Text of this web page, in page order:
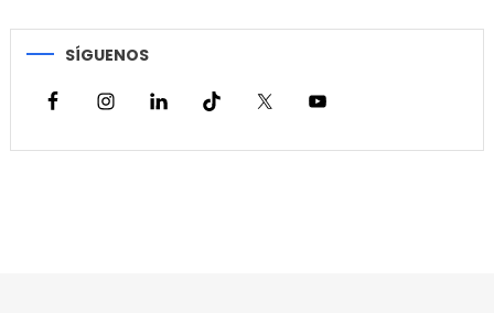
SÍGUENOS